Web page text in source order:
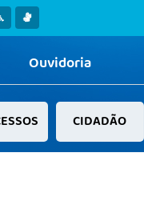
Ouvidoria
CIDADÃO